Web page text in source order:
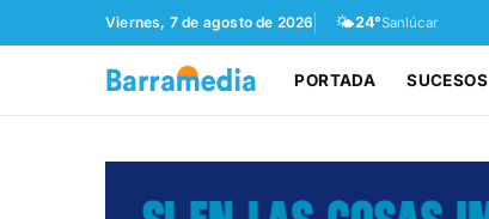
Viernes, 7 de agosto de 2026 🌤️24°Sanlúcar
PORTADA SUCESOS